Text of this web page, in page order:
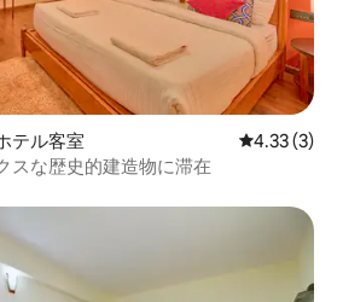
テル客室 レビュー3
4.33 (3)
スな歴史的建造物に滞在